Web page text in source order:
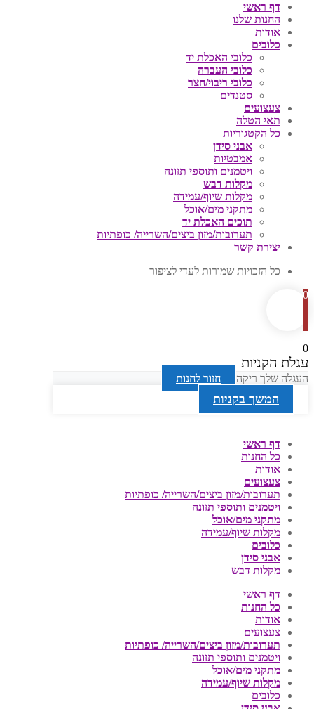
דף ראשי
החנות שלנו
אודות
כלובים
כלובי האכלת יד
כלובי העברה
כלובי ריבוי/חצר
סטנדים
צעצועים
תאי הטלה
כל הקטגוריות
אבני סידן
אמבטיות
ויטמנים ותוספי תזונה
מקלות דבש
מקלות שיוף/עמידה
מתקני מים/אוכל
תוכים האכלת יד
תערובות/מזון ביצים/השרייה/ כופתיות
יצירת קשר
כל הזכויות שמורות לעדי לציפור
0
0
עגלת הקניות
העגלה שלך ריקה חזור לחנות
המשך בקניות
דף ראשי
כל החנות
אודות
צעצועים
תערובות/מזון ביצים/השרייה/ כופתיות
ויטמנים ותוספי תזונה
מתקני מים/אוכל
מקלות שיוף/עמידה
כלובים
אבני סידן
מקלות דבש
דף ראשי
כל החנות
אודות
צעצועים
תערובות/מזון ביצים/השרייה/ כופתיות
ויטמנים ותוספי תזונה
מתקני מים/אוכל
מקלות שיוף/עמידה
כלובים